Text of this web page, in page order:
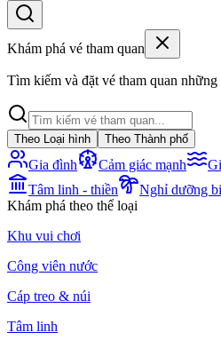
Khám phá vé tham quan
Tìm kiếm và đặt vé tham quan
Theo Loại hình Theo Thành phố
Gia đình Cảm giác mạnh
Tâm linh - thiền
Nghỉ dưỡng
Khám phá theo thể loại
Khu vui chơi
Công viên nước
Cáp treo & núi
Tâm linh